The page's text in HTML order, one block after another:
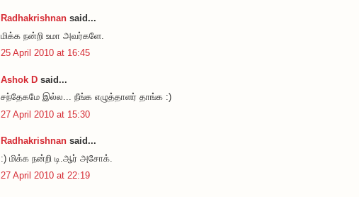
Radhakrishnan said...
மிக்க நன்றி உமா அவர்களே.
25 April 2010 at 16:45
Ashok D said...
சந்தேகமே இல்ல... நீங்க எழுத்தாளர் தாங்க :)
27 April 2010 at 15:30
Radhakrishnan said...
:) மிக்க நன்றி டி.ஆர் அசோக்.
27 April 2010 at 22:19